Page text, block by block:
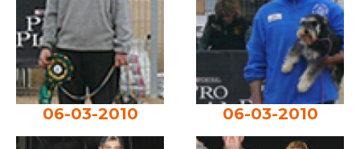
06-03-2010 06-03-2010